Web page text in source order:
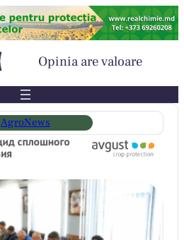
Opinia are valoare
AgroNews